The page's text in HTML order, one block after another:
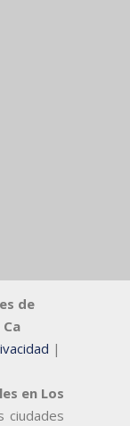
de
|
en Los
ciudades